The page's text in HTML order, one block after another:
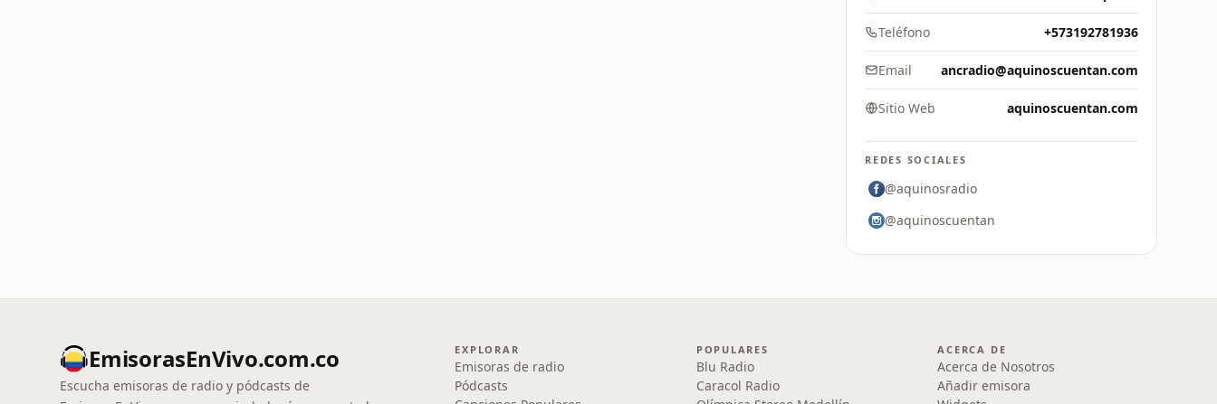
Teléfono +573192781936
Email ancradio@aquinoscuentan.com
Sitio Web aquinoscuentan.com
REDES SOCIALES
@aquinosradio
@aquinoscuentan
EmisorasEnVivo.com.co
Escucha emisoras de radio y pódcasts de
EXPLORAR
Emisoras de radio
Pódcasts
POPULARES
Blu Radio
Caracol Radio
ACERCA DE
Acerca de Nosotros
Añadir emisora